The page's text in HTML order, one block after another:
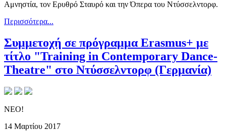
Αμνηστία, τον Ερυθρό Σταυρό και την Όπερα του Ντύσσελντορφ.
Περισσότερα...
Συμμετοχή σε πρόγραμμα Erasmus+ με
τίτλο "Training in Contemporary Dance-
Theatre" στο Ντύσσελντορφ (Γερμανία)
ΝΕΟ!
14 Μαρτίου 2017